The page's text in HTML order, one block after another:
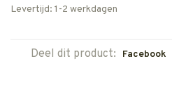
Levertijd: 1-2 werkdagen
Deel dit product: Facebook